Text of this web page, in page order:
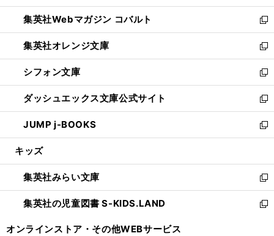
開
く
ウ
で
開
く
ン
ド
ウ
で
開
く
ウ
ィ
ン
ド
ウ
で
開
く
集英社Webマガジン コバルト
新
し
い
ウ
ィ
ン
ド
ウ
で
開
集英社オレンジ文庫
新
し
い
ウ
ィ
ン
ド
ウ
開
く
シフォン文庫
新
し
い
ウ
ィ
ン
ウ
で
開
く
ダッシュエックス文庫公式サイト
新
し
い
ウ
ン
ド
ウ
で
JUMP j-BOOKS
新
し
ウ
ィ
ン
ド
キッズ
集英社みらい文庫
新
し
い
集英社の児童図書 S-KIDS.LAND
新
オンラインストア・ その他WEBサービス